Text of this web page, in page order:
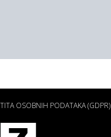
OSOBNIH PODATAKA (GDPR)